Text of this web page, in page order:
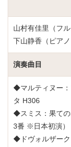
山村有佳里（フ
下山静香（ピアノ
演奏曲目
◆マルティヌー：
タ H306
◆スミス：果て
3番 ※日本初演）
◆ドヴォルザー